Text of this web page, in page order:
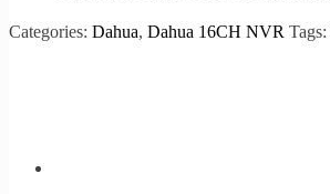
Categories: Dahua, Dahua 16CH NVR Tags: